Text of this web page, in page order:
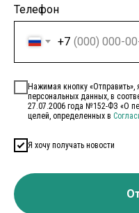
Телефон
+7
Нажимая кнопку
персональных данных, в
27.07.2006 года №152-ФЗ «О
целей, определенных в
Я хочу получать новости